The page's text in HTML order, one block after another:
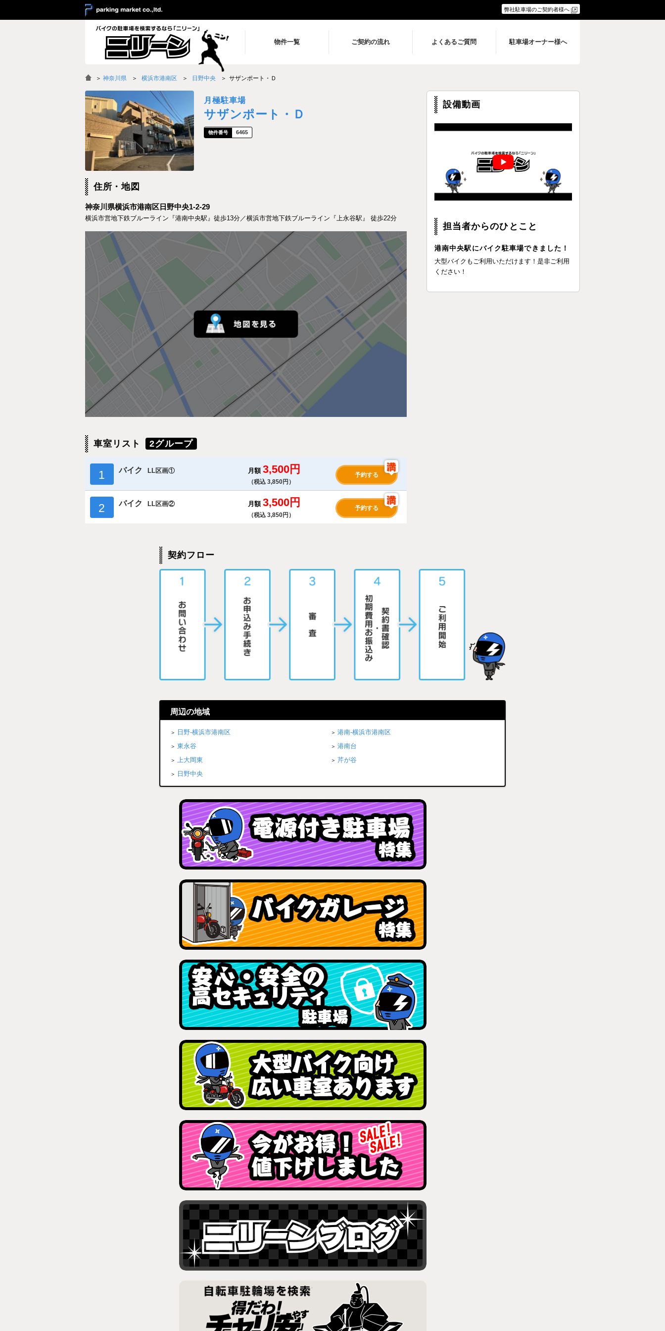
弊社駐車場のご契約者様へ
物件一覧 ご契約の流れ よくあるご質問 駐車場オーナー様へ
＞ 神奈川県 横浜市港南区 日野中央 サザンポート・Ｄ
月極駐車場
サザンポート・Ｄ
6465
住所・地図
神奈川県横浜市港南区日野中央1-2-29
横浜市営地下鉄ブルーライン『港南中央駅』徒歩13分／横浜市営地下鉄ブルーライン『上永谷駅』 徒歩22分
車室リスト 2グループ
1 バイク LL区画① 月額 3,500円
（税込 3,850円）
予約する
2 バイク LL区画② 月額 3,500円
（税込 3,850円）
予約する
設備動画
担当者からのひとこと
港南中央駅にバイク駐車場できました！
大型バイクもご利用いただけます！是非ご利用
ください！
契約フロー
周辺の地域
日野-横浜市港南区
港南-横浜市港南区
東永谷
港南台
上大岡東
芹が谷
日野中央